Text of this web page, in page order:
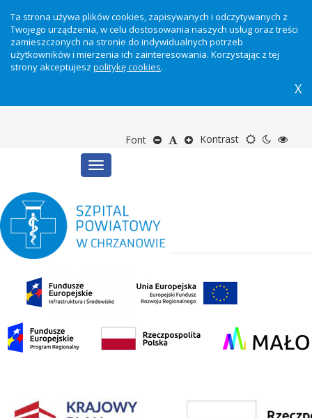
Ta strona używa plików cookies, zapisywanych i odczytywanych z
Twojego urządzenia, w celu dostosowania naszych usług oraz treści
zamieszczonych na stronie do indywidualnych potrzeb
użytkowników i mierzenia ich zainteresowania. Korzystając z tej
strony akceptujesz politykę cookies.
X
Kontrast Motyw
TrybTryb
Font ZmniejszDomyślny
Zwiększ
Toggle
navigation